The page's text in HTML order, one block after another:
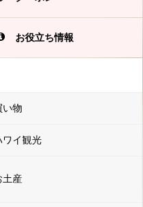
お役立ち情報
い物
ワイ観光
土産